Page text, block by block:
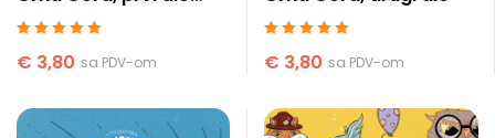
(drugo izdanje)
od 5
€ 3,80 sa PDV-om
od 5
€ 3,80 sa PDV-om